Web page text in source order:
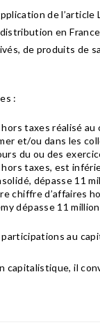
de l’article
en
de produits de
:
taxes réalisé
et/ou dans les
du ou des
taxes, est
dépasse 11
chiffre d’affaires
dépasse 11
au
il